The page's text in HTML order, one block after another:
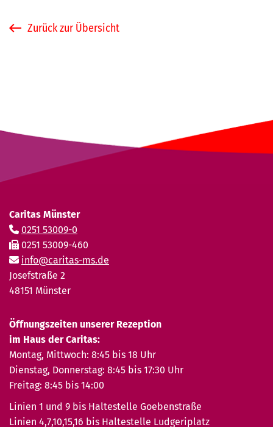
Zurück zur Übersicht
Caritas Münster
0251 53009-0
0251 53009-460
info@caritas-ms.de
Josefstraße 2
48151 Münster
Öffnungszeiten unserer Rezeption
im Haus der Caritas:
Montag, Mittwoch: 8:45 bis 18 Uhr
Dienstag, Donnerstag: 8:45 bis 17:30 Uhr
Freitag: 8:45 bis 14:00
Linien 1 und 9 bis Haltestelle Goebenstraße
Linien 4,7,10,15,16 bis Haltestelle Ludgeriplatz